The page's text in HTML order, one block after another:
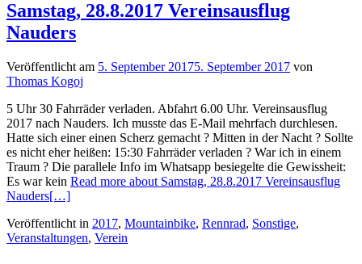
Samstag, 28.8.2017 Vereinsausflug
Nauders
Veröffentlicht am 5. September 20175. September 2017 von
Thomas Kogoj
5 Uhr 30 Fahrräder verladen. Abfahrt 6.00 Uhr. Vereinsausflug
2017 nach Nauders. Ich musste das E-Mail mehrfach durchlesen.
Hatte sich einer einen Scherz gemacht ? Mitten in der Nacht ? Sollte
es nicht eher heißen: 15:30 Fahrräder verladen ? War ich in einem
Traum ? Die parallele Info im Whatsapp besiegelte die Gewissheit:
Es war kein Read more about Samstag, 28.8.2017 Vereinsausflug
Nauders[…]
Veröffentlicht in 2017, Mountainbike, Rennrad, Sonstige,
Veranstaltungen, Verein